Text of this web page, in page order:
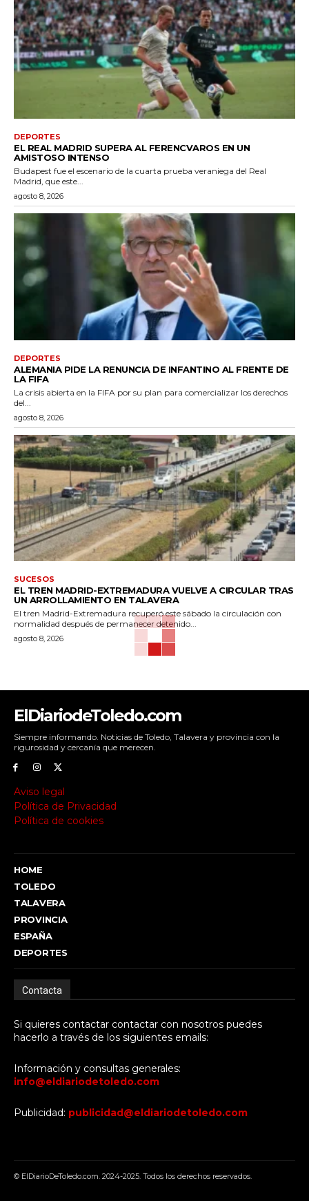
DEPORTES
EL REAL MADRID SUPERA AL FERENCVAROS EN UN
AMISTOSO INTENSO
Budapest fue el escenario de la cuarta prueba veraniega del Real
Madrid, que este...
agosto 8, 2026
DEPORTES
ALEMANIA PIDE LA RENUNCIA DE INFANTINO AL FRENTE DE
LA FIFA
La crisis abierta en la FIFA por su plan para comercializar los derechos
del...
agosto 8, 2026
SUCESOS
EL TREN MADRID-EXTREMADURA VUELVE A CIRCULAR TRAS
UN ARROLLAMIENTO EN TALAVERA
El tren Madrid-Extremadura recuperó este sábado la circulación con
normalidad después de permanecer detenido...
agosto 8, 2026
ElDiariodeToledo.com
Siempre informando. Noticias de Toledo, Talavera y provincia con la
rigurosidad y cercanía que merecen.
Aviso legal
Política de Privacidad
Política de cookies
HOME
TOLEDO
TALAVERA
PROVINCIA
ESPAÑA
DEPORTES
Contacta
Si quieres contactar contactar con nosotros puedes
hacerlo a través de los siguientes emails:
Información y consultas generales:
info@eldiariodetoledo.com
Publicidad: publicidad@eldiariodetoledo.com
© ElDiarioDeToledo.com. 2024-2025. Todos los derechos reservados.